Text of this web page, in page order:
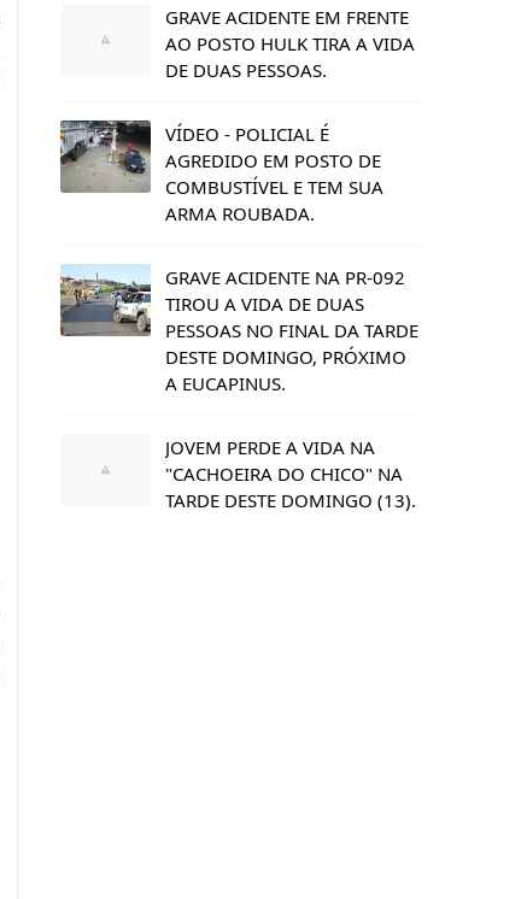
GRAVE ACIDENTE EM FRENTE
AO POSTO HULK TIRA A VIDA
DE DUAS PESSOAS.
VÍDEO - POLICIAL É
AGREDIDO EM POSTO DE
COMBUSTÍVEL E TEM SUA
ARMA ROUBADA.
GRAVE ACIDENTE NA PR-092
TIROU A VIDA DE DUAS
PESSOAS NO FINAL DA TARDE
DESTE DOMINGO, PRÓXIMO
A EUCAPINUS.
JOVEM PERDE A VIDA NA
"CACHOEIRA DO CHICO" NA
TARDE DESTE DOMINGO (13).